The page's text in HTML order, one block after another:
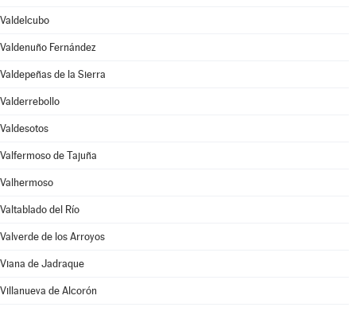
Valdelcubo
Valdenuño Fernández
Valdepeñas de la Sierra
Valderrebollo
Valdesotos
Valfermoso de Tajuña
Valhermoso
Valtablado del Río
Valverde de los Arroyos
Viana de Jadraque
Villanueva de Alcorón